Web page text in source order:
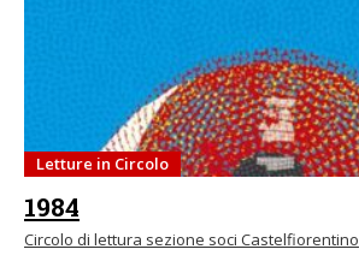
Letture in Circolo
1984
Circolo di lettura sezione soci Castelfiorentino